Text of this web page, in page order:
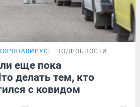
ПОДРОБНОСТИ
еще пока
делать тем, кто
с ковидом